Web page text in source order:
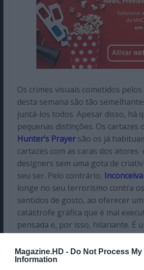
Magazine.HD - Do Not Process My
Information
Os crimes visuais cometidos
desta semana são tão
juntá-los todos. Apesar disso, há
pequenas distinções. Os cartazes
Hunter’s Prayersão os já
cartazes com as caras dos atores
designers sem uma gota de
seu ser. Pelo contrário,
longe no seu terrorismo contra
sentidos de gosto, ao oferecer
catástrofe gráfica que é mal
pensada e, por isso, hilariante. É
maravilhosamente risível.
[tps_footer]